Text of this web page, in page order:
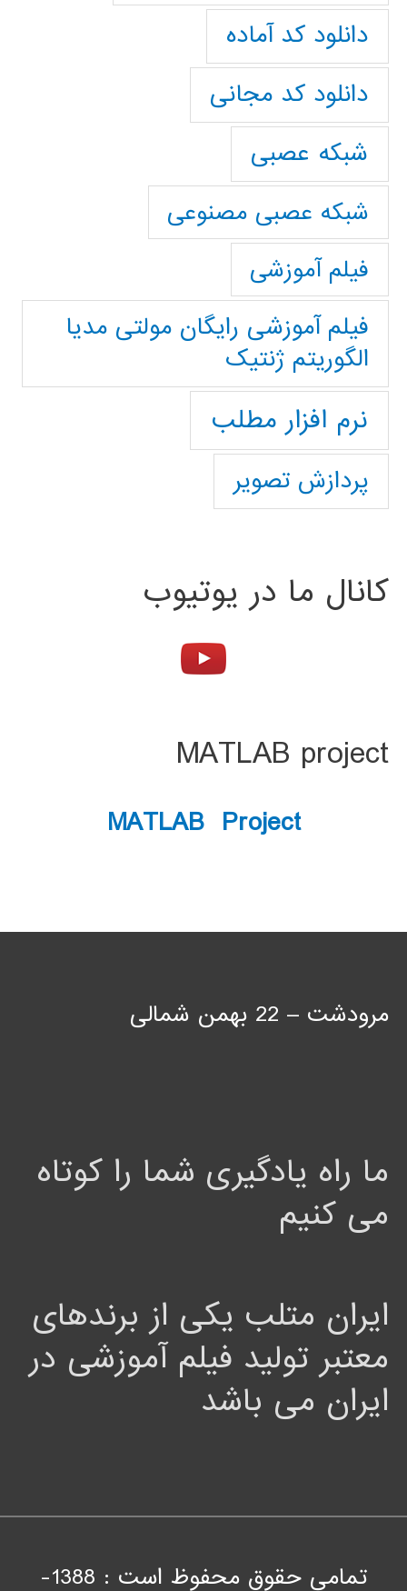
دانلود کد آماده
دانلود کد مجانی
شبکه عصبی
شبکه عصبی مصنوعی
فیلم آموزشی
فیلم آموزشی رایگان مولتی مدیا
الگوریتم ژنتیک
نرم افزار مطلب
پردازش تصویر
کانال ما در یوتیوب
MATLAB project
MATLAB Project
مرودشت – 22 بهمن شمالی
ما راه یادگیری شما را کوتاه
می کنیم
ایران متلب یکی از برندهای
معتبر تولید فیلم آموزشی در
ایران می باشد
تمامی حقوق محفوظ است : 1388-